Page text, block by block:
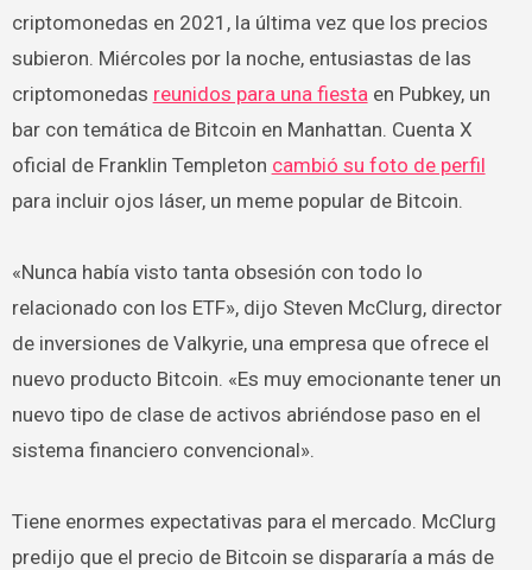
criptomonedas en 2021, la última vez que los precios
subieron. Miércoles por la noche, entusiastas de las
criptomonedas reunidos para una fiestaen Pubkey, un
bar con temática de Bitcoin en Manhattan. Cuenta X
oficial de Franklin Templeton cambió su foto de perfil
para incluir ojos láser, un meme popular de Bitcoin.
«Nunca había visto tanta obsesión con todo lo
relacionado con los ETF», dijo Steven McClurg, director
de inversiones de Valkyrie, una empresa que ofrece el
nuevo producto Bitcoin. «Es muy emocionante tener un
nuevo tipo de clase de activos abriéndose paso en el
sistema financiero convencional».
Tiene enormes expectativas para el mercado. McClurg
predijo que el precio de Bitcoin se dispararía a más de